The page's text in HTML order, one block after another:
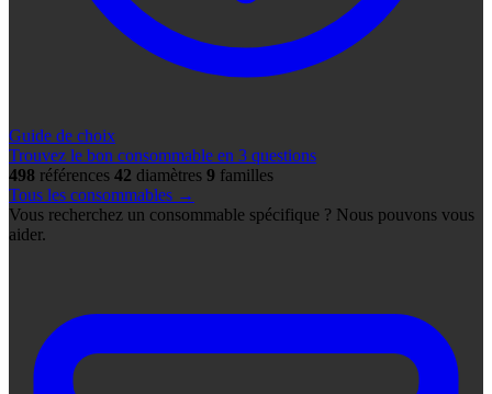
Guide de choix
Trouvez le bon consommable en 3 questions
498 références 42 diamètres 9 familles
Tous les consommables →
Vous recherchez un consommable spécifique ? Nous pouvons vous
aider.